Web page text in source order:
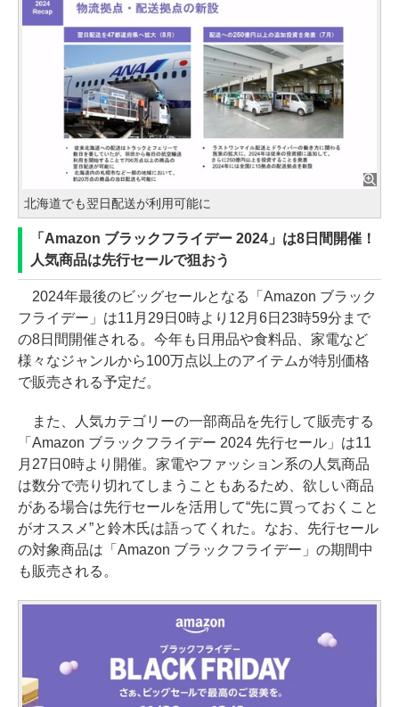
北海道でも翌日配送が利用可能に
「Amazon ブラックフライデー 2024」は8日間開催！
人気商品は先行セールで狙おう
2024年最後のビッグセールとなる「Amazon ブラック
フライデー」は11月29日0時より12月6日23時59分まで
の8日間開催される。今年も日用品や食料品、家電など
様々なジャンルから100万点以上のアイテムが特別価格
で販売される予定だ。
また、人気カテゴリーの一部商品を先行して販売する
「Amazon ブラックフライデー 2024 先行セール」は11
月27日0時より開催。家電やファッション系の人気商品
は数分で売り切れてしまうこともあるため、欲しい商品
がある場合は先行セールを活用して“先に買っておくこと
がオススメ”と鈴木氏は語ってくれた。なお、先行セール
の対象商品は「Amazon ブラックフライデー」の期間中
も販売される。